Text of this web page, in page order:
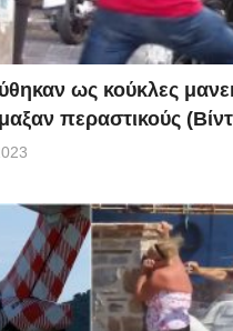
ως κούκλες
περαστικούς